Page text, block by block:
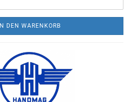
IN DEN WARENKORB